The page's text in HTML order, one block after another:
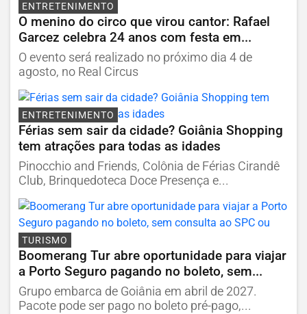
ENTRETENIMENTO
O menino do circo que virou cantor: Rafael
Garcez celebra 24 anos com festa em...
O evento será realizado no próximo dia 4 de
agosto, no Real Circus
ENTRETENIMENTO
Férias sem sair da cidade? Goiânia Shopping
tem atrações para todas as idades
Pinocchio and Friends, Colônia de Férias Cirandê
Club, Brinquedoteca Doce Presença e...
TURISMO
Boomerang Tur abre oportunidade para viajar
a Porto Seguro pagando no boleto, sem...
Grupo embarca de Goiânia em abril de 2027.
Pacote pode ser pago no boleto pré-pago,...